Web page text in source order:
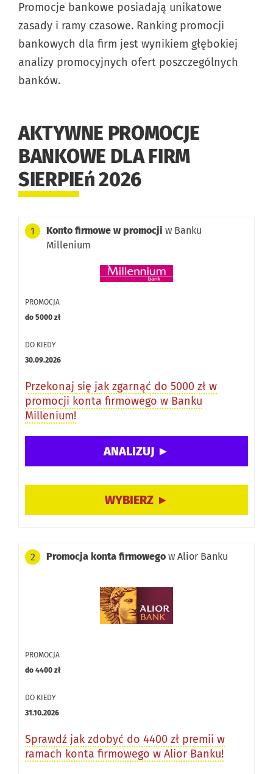
Promocje bankowe posiadają unikatowe
zasady i ramy czasowe. Ranking promocji
bankowych dla firm jest wynikiem głębokiej
analizy promocyjnych ofert poszczególnych
banków.
AKTYWNE PROMOCJE
BANKOWE DLA FIRM
SIERPIEń 2026
1 Konto firmowe w promocji w Banku
Millenium
PROMOCJA
do 5000 zł
DO KIEDY
30.09.2026
Przekonaj się jak zgarnąć do 5000 zł w
promocji konta firmowego w Banku
Millenium!
2 Promocja konta firmowego w Alior Banku
PROMOCJA
do 4400 zł
DO KIEDY
31.10.2026
Sprawdź jak zdobyć do 4400 zł premii w
ramach konta firmowego w Alior Banku!